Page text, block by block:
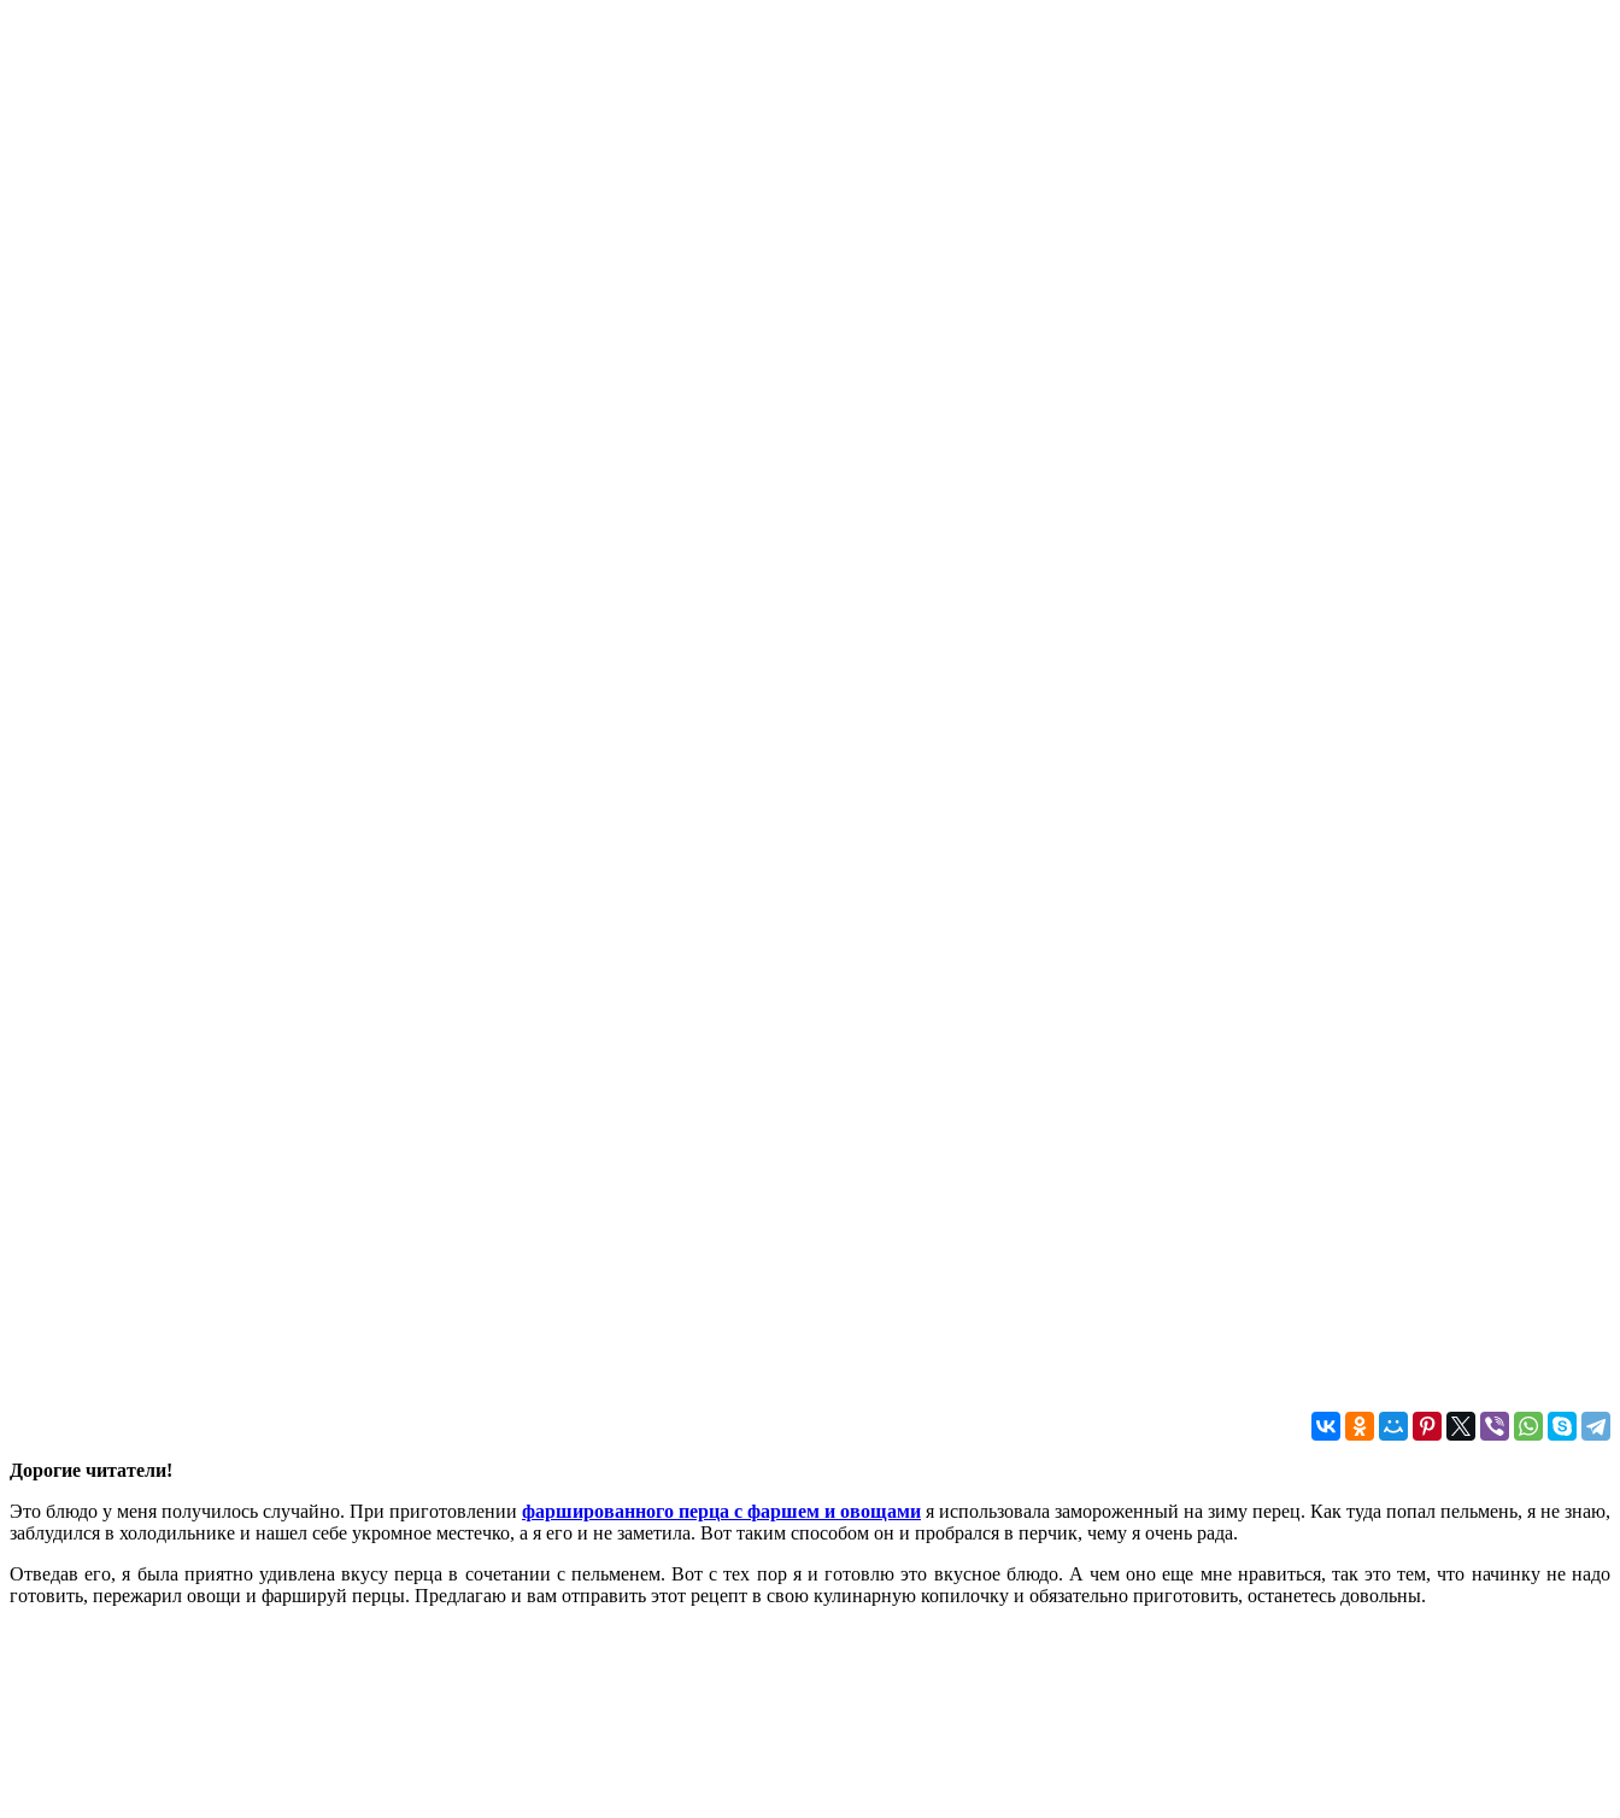
Дорогие читатели!
Это блюдо у меня получилось случайно. При приготовлении фаршированного перца с фаршем и овощами я использовала замороженный на зиму перец. Как туда попал пельмень, я не знаю,
заблудился в холодильнике и нашел себе укромное местечко, а я его и не заметила. Вот таким способом он и пробрался в перчик, чему я очень рада.
Отведав его, я была приятно удивлена вкусу перца в сочетании с пельменем. Вот с тех пор я и готовлю это вкусное блюдо. А чем оно еще мне нравиться, так это тем, что начинку не надо
готовить, пережарил овощи и фаршируй перцы. Предлагаю и вам отправить этот рецепт в свою кулинарную копилочку и обязательно приготовить, останетесь довольны.